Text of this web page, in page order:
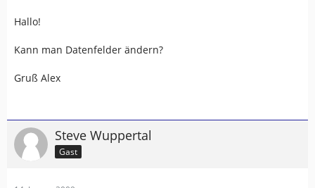
Hallo!
Kann man Datenfelder ändern?
Gruß Alex
Steve Wuppertal
Gast